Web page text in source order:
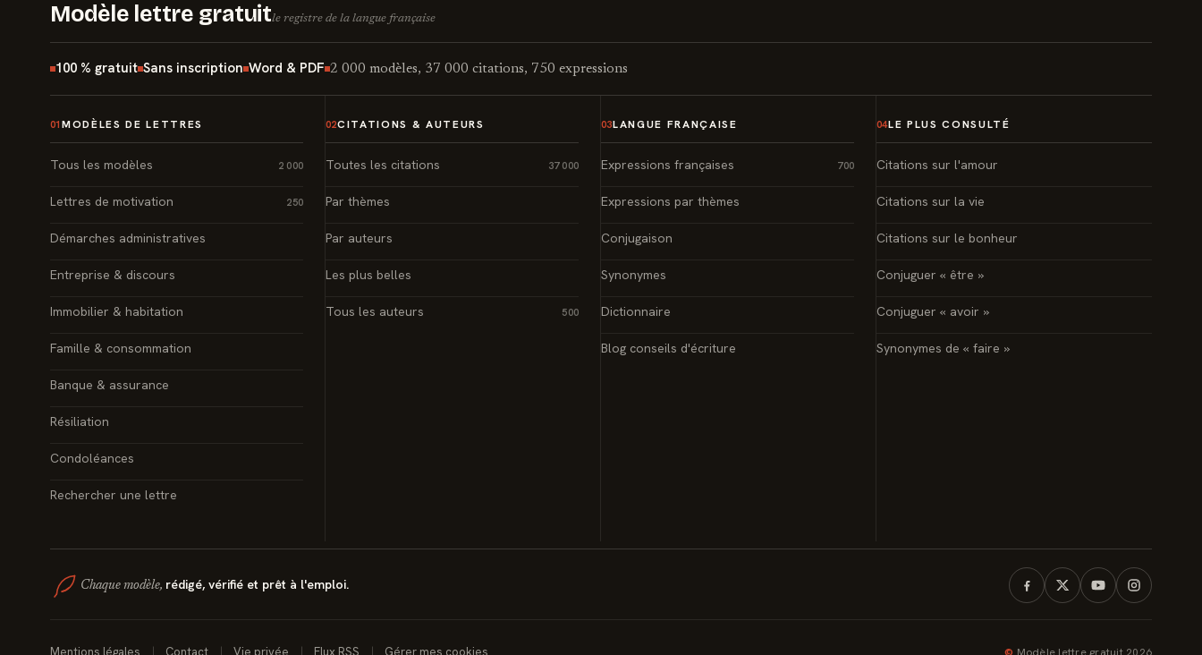
Modèle lettre gratuitle registre de la langue française
100 % gratuit Sans inscription Word & PDF 2 000 modèles, 37 000 citations, 750 expressions
01 MODÈLES DE LETTRES
Tous les modèles 2 000
Lettres de motivation 250
Démarches administratives
Entreprise & discours
Immobilier & habitation
Famille & consommation
Banque & assurance
Résiliation
Condoléances
Rechercher une lettre
02CITATIONS & AUTEURS
Toutes les citations 37 000
Par thèmes
Par auteurs
Les plus belles
Tous les auteurs 500
03LANGUE FRANÇAISE
Expressions françaises 700
Expressions par thèmes
Conjugaison
Synonymes
Dictionnaire
Blog conseils d'écriture
04LE PLUS CONSULTÉ
Citations sur l'amour
Citations sur la vie
Citations sur le bonheur
Conjuguer « être »
Conjuguer « avoir »
Synonymes de « faire »
Chaque modèle, rédigé, vérifié et prêt à l'emploi.
Mentions légales Contact Vie privée Flux RSS Gérer mes cookies